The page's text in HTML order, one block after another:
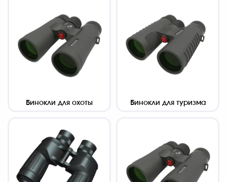
Бинокли для охоты Бинокли для туризма